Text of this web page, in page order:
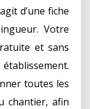
d’une fiche
Votre
et sans
toutes les
chantier, afin